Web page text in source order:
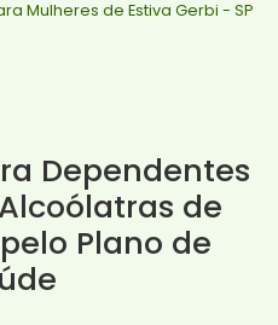
Mulheres de Estiva Gerbi - SP
Dependentes
de
Plano de